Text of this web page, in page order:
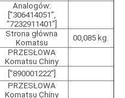
Analogów:
["306414051",
"7232911401"]
Strona główna
Komatsu
00,085 kg.
PRZESŁOWA
Komatsu Chiny
["890001222"]
PRZESŁOWA
Komatsu Chiny